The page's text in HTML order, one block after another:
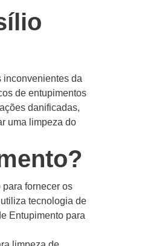
inconvenientes da
de entupimentos
danificadas,
uma limpeza do
fornecer os
tecnologia de
Entupimento para